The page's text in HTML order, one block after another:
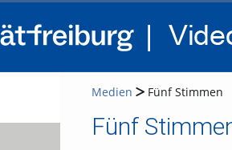
Medien Fünf Stimmen
Fünf